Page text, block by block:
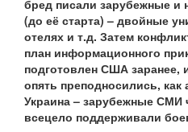
бред писали зарубежные
(до её старта) – двойные
отелях и т.д. Затем
план информационного
подготовлен США заранее,
опять преподносились, как
Украина – зарубежные СМИ
всецело поддерживали